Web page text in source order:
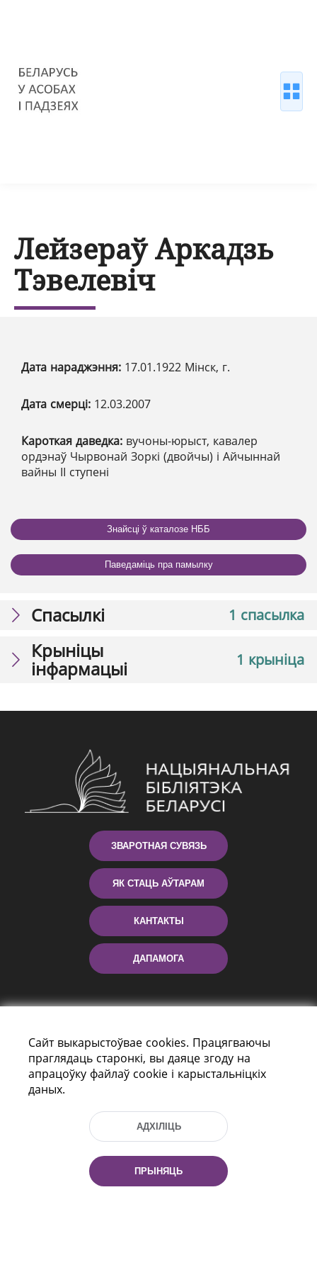
Лейзераў Аркадзь
Тэвелевіч
Дата нараджэння: 17.01.1922 Мінск, г.
Дата смерці: 12.03.2007
Кароткая даведка: вучоны-юрыст, кавалер
ордэнаў Чырвонай Зоркі (двойчы) і Айчыннай
вайны ІІ ступені
Знайсці ў каталозе НББ
Паведаміць пра памылку
1 спасылка
Спасылкі
1 крыніца
Крыніцы
інфармацыі
ЗВАРОТНАЯ СУВЯЗЬ
ЯК СТАЦЬ АЎТАРАМ
КАНТАКТЫ
ДАПАМОГА
праспект Незалежнасці 116
г. Мiнск, Рэспубліка Беларусь, 220114
Тэл.: (+375 17) 368 37 37, Факс: (+375 17)
Эл. пошта: inbox@nlb.by
Сайт выкарыстоўвае cookies. Працягваючы
праглядаць старонкі, вы даяце згоду на
апрацоўку файлаў cookie і карыстальніцкіх
даных.
АДХІЛІЦЬ
ПРЫНЯЦЬ